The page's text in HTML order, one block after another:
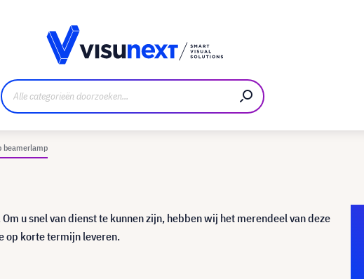
beamerlamp
u snel van dienst te kunnen zijn, hebben wij het merendeel van deze
op korte termijn leveren.